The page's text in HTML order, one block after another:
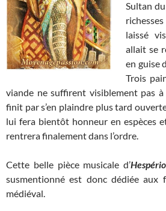
Sultan
laissé
allait se
en guise
Trois
viande ne suffirent visiblement pas
finit par s’en plaindre plus tard
lui fera bientôt honneur en espèces
rentrera finalement dans l’ordre.
Cette belle pièce musicale d’
susmentionné est donc dédiée aux
médiéval.